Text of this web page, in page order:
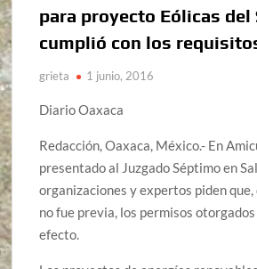
para proyecto Eólicas del
cumplió con los
grieta 1 junio, 2016
Diario Oaxaca
Redacción, Oaxaca, México.- En
presentado al Juzgado Séptimo en
organizaciones y expertos piden que,
no fue previa, los permisos
efecto.